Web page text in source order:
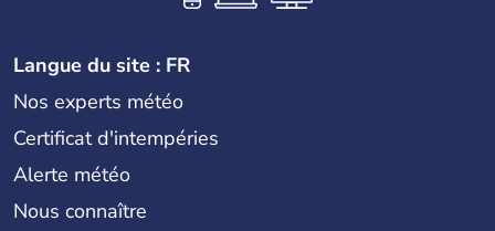
Langue du site : FR
Nos experts météo
Certificat d'intempéries
Alerte météo
Nous connaître